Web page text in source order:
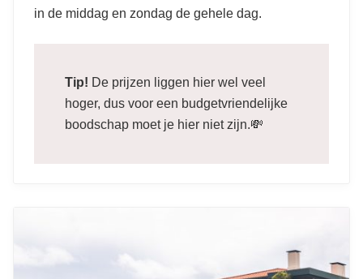
in de middag en zondag de gehele dag.
Tip! De prijzen liggen hier wel veel
hoger, dus voor een budgetvriendelijke
boodschap moet je hier niet zijn.💸